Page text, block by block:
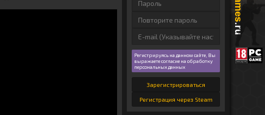
Регистрируясь на данном сайте, Вы
выражаете согласие на обработку
персональных данных
Зарегистрироваться
Регистрация через Steam